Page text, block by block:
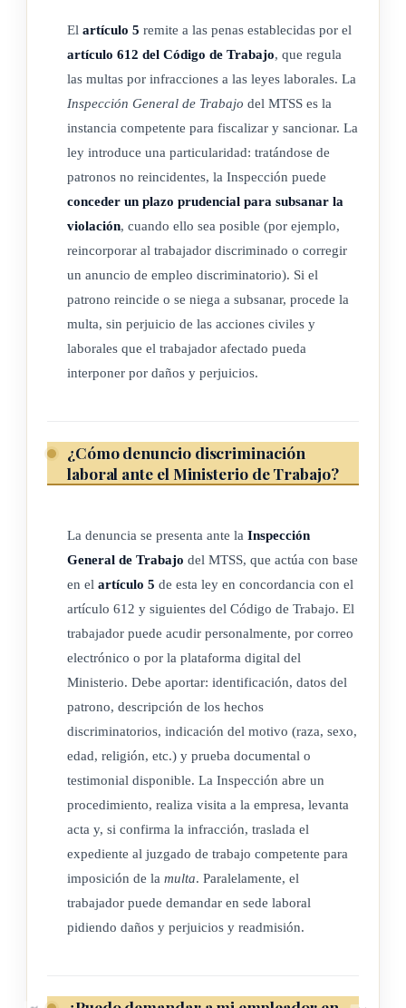
En cuanto al Estado, sus instituciones y
corporaciones, todo nombramiento, despido, suspensión,
traslado, permuta,
ascenso o reconocimiento que se efectúe en contra de lo
dispuesto por la
presente ley, será anulable a solicitud de parte interesada; y
procedimientos seguidos en cuanto a reclutamiento o
selección de personal
carecerán de eficacia en lo que resulte violatorio de esta ley.
ARTÍCULO 4
corporaciones, sujeto al régimen de Servicio Civil o cubierto
disposiciones del Código de Trabajoque, en el ejercicio de
sus funciones
movimientos, de personal, o, en cualquier otra forma, incurra
discriminación, será sancionado con suspensión del cargo
durante ocho
días, y con despido en caso de reincidencia.
El artículo 5 remite a las penas establecidas por el
artículo 612 del Código de Trabajo, que regula
las multas por infracciones a las leyes laborales. La
Inspección General de Trabajo del MTSS es la
instancia competente para fiscalizar y sancionar. La
ley introduce una particularidad: tratándose de
patronos no reincidentes, la Inspección puede
conceder un plazo prudencial para subsanar la
violación, cuando ello sea posible (por ejemplo,
reincorporar al trabajador discriminado o corregir
un anuncio de empleo discriminatorio). Si el
patrono reincide o se niega a subsanar, procede la
multa, sin perjuicio de las acciones civiles y
laborales que el trabajador afectado pueda
interponer por daños y perjuicios.
¿Cómo denuncio discriminación
laboral ante el Ministerio de Trabajo?
La denuncia se presenta ante la Inspección
General de Trabajo del MTSS, que actúa con base
en el artículo 5 de esta ley en concordancia con el
artículo 612 y siguientes del Código de Trabajo. El
trabajador puede acudir personalmente, por correo
electrónico o por la plataforma digital del
Ministerio. Debe aportar: identificación, datos del
patrono, descripción de los hechos
discriminatorios, indicación del motivo (raza, sexo,
edad, religión, etc.) y prueba documental o
testimonial disponible. La Inspección abre un
procedimiento, realiza visita a la empresa, levanta
acta y, si confirma la infracción, traslada el
expediente al juzgado de trabajo competente para
imposición de la multa. Paralelamente, el
trabajador puede demandar en sede laboral
pidiendo daños y perjuicios y readmisión.